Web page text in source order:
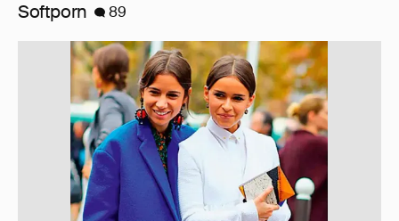
Отзывы о сексе со знаменитыми
мужчинами